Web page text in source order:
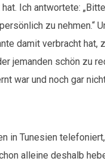
Ich antwortete:
zu nehmen.“
damit verbracht hat,
jemanden schön zu
war und noch gar
in Tunesien
alleine deshalb